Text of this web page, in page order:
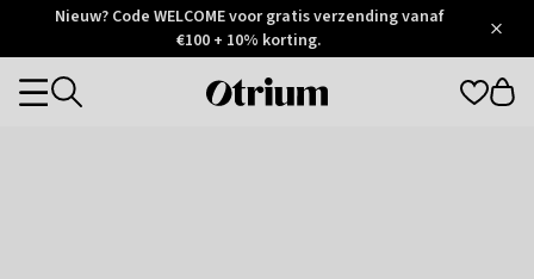
Otrium
Trustpilot
Nieuw? Code WELCOME voor gratis verzending vanaf
€100 + 10% korting.
Otrium
Categories